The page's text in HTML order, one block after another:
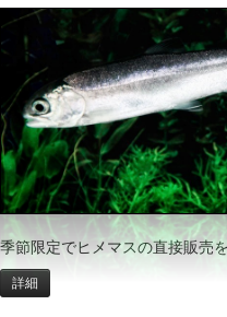
季節限定でヒメマスの直接販売
詳細